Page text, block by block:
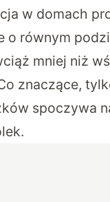
w domach
równym
mniej niż
znaczące,
spoczywa